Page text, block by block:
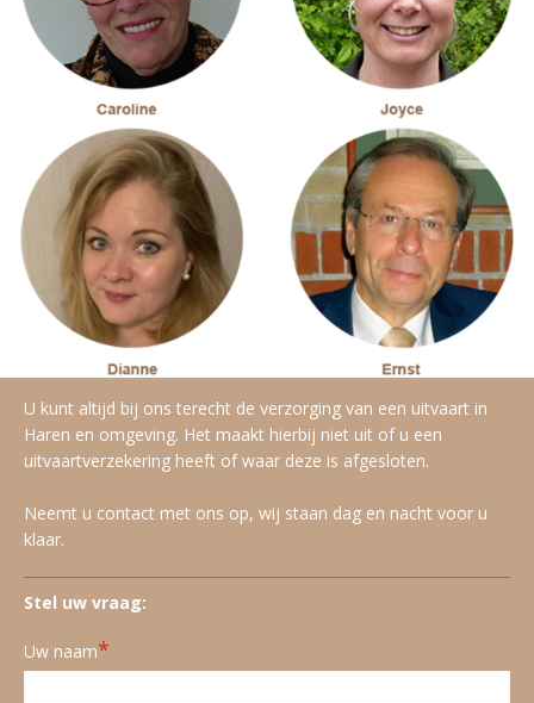
U kunt altijd bij ons terecht de verzorging van een uitvaart in
Haren en omgeving. Het maakt hierbij niet uit of u een
uitvaartverzekering heeft of waar deze is afgesloten.
Neemt u contact met ons op, wij staan dag en nacht voor u
klaar.
Stel uw vraag:
Uw naam*